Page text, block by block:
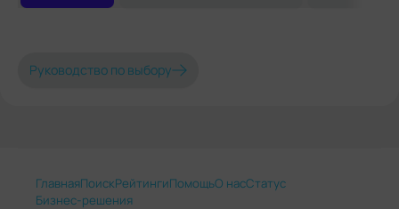
Руководство по выбору
ГлавнаяПоискРейтингиПомощьО насСтатус
Бизнес-решения